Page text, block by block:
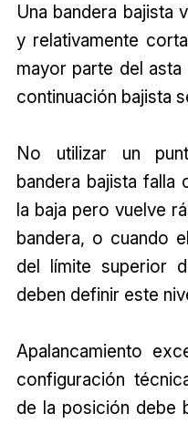
Una bandera bajista
y relativamente
mayor parte del
continuación bajista
No utilizar un
bandera bajista
la baja pero vuelve
bandera, o cuando
del límite superior
deben definir este
Apalancamiento
configuración
de la posición debe